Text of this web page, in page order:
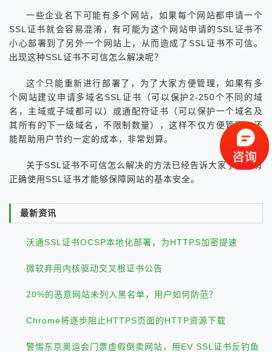
一些企业名下可能有多个网站，如果每个网站都申请一个
SSL证书就会容易混淆，有可能为这个网站申请的SSL证书不
小心部署到了另外一个网站上，从而造成了SSL证书不可信。
出现这种SSL证书不可信怎么解决呢？
这个只能重新进行部署了，为了大家方便管理，如果有多
个网站建议申请多域名SSL证书（可以保护2-250个不同的域
名，主域或子域都可以）或通配符证书（可以保护一个域名及
其所有的下一级域名，不限制数量），这样不仅方便管理，还
能帮助用户节约一定的成本，非常划算。
关于SSL证书不可信怎么解决的方法已经告诉大家了，只有
正确使用SSL证书才能够保障网站的基本安全。
最新资讯
沃通SSL证书OCSP本地化部署，为HTTPS加密提速
微软弃用内核驱动交叉根证书公告
20%的恶意网站未列入黑名单，用户如何防范？
Chrome将逐步阻止HTTPS页面的HTTP资源下载
警惕东京奥运会门票虚假倒卖网站，用EV SSL证书反钓鱼